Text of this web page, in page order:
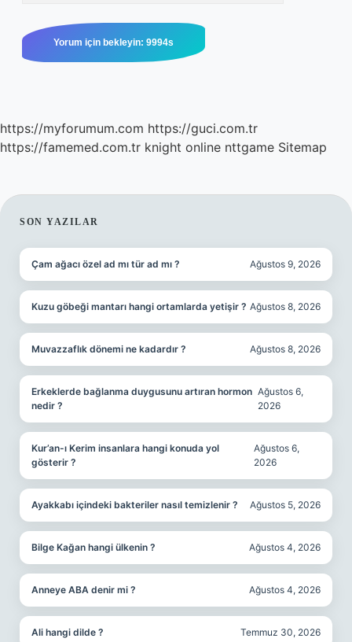
https://myforumum.com https://guci.com.tr
https://famemed.com.tr knight online nttgame Sitemap
SIDEBAR
SON YAZILAR
Çam ağacı özel ad mı tür ad mı ? Ağustos 9, 2026
Kuzu göbeği mantarı hangi ortamlarda yetişir ? Ağustos 8, 2026
Muvazzaflık dönemi ne kadardır ? Ağustos 8, 2026
Erkeklerde bağlanma duygusunu artıran hormon
nedir ?
Ağustos 6,
2026
Kur’an-ı Kerim insanlara hangi konuda yol
gösterir ?
Ağustos 6,
2026
Ayakkabı içindeki bakteriler nasıl temizlenir ? Ağustos 5, 2026
Bilge Kağan hangi ülkenin ? Ağustos 4, 2026
Anneye ABA denir mi ? Ağustos 4, 2026
Ali hangi dilde ? Temmuz 30, 2026